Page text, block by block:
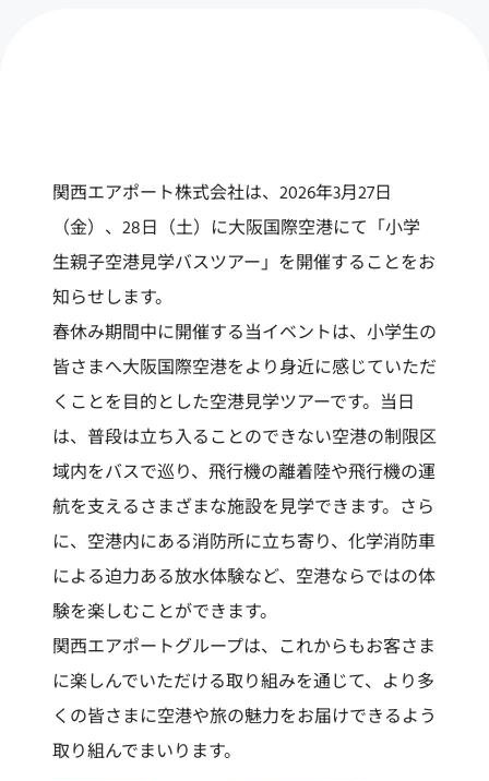
関西エアポート株式会社は、2026年3月27日
（金）、28日（土）に大阪国際空港にて「小学
生親子空港見学バスツアー」を開催することをお
知らせします。
春休み期間中に開催する当イベントは、小学生の
皆さまへ大阪国際空港をより身近に感じていただ
くことを目的とした空港見学ツアーです。当日
は、普段は立ち入ることのできない空港の制限区
域内をバスで巡り、飛行機の離着陸や飛行機の運
航を支えるさまざまな施設を見学できます。さら
に、空港内にある消防所に立ち寄り、化学消防車
による迫力ある放水体験など、空港ならではの体
験を楽しむことができます。
関西エアポートグループは、これからもお客さま
に楽しんでいただける取り組みを通じて、より多
くの皆さまに空港や旅の魅力をお届けできるよう
取り組んでまいります。